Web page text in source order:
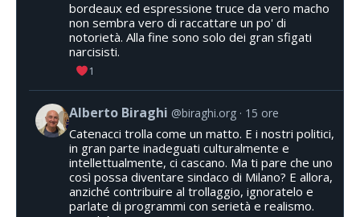
bordeaux ed espressione truce da vero macho
non sembra vero di raccattare un po' di
notorietà. Alla fine sono solo dei gran sfigati
narcisisti.
1
Alberto Biraghi @biraghi.org 15 ore
Catenacci trolla come un matto. E i nostri politici,
in gran parte inadeguati culturalmente e
intellettualmente, ci cascano. Ma ti pare che uno
così possa diventare sindaco di Milano? E allora,
anziché contribuire al trollaggio, ignoratelo e
parlate di programmi con serietà e realismo.